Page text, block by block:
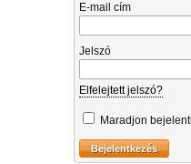
E-mail cím
Jelszó
Elfelejtett jelszó?
Maradjon